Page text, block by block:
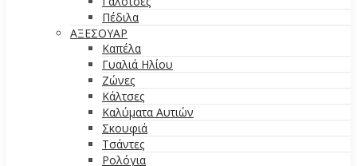
Πέδιλα
ΑΞΕΣΟΥΑΡ
Καπέλα
Γυαλιά Ηλίου
Ζώνες
Κάλτσες
Καλύματα Αυτιών
Σκουφιά
Τσάντες
Ρολόγια